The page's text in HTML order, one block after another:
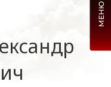
МЕНЮ